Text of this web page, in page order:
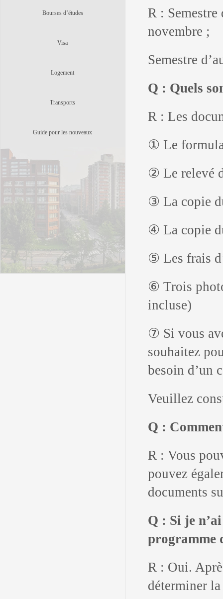
Bourses d’études
Visa
Logement
Transports
Guide pour les nouveaux
R :
novembre ;
Semestre
Q : Quels
R : Les
① Le
② Le relevé
③ La copie
④ La copie
⑤ Les frais
⑥ Trois
incluse)
⑦ Si vous
souhaitez
besoin d’un
Veuillez
Q :
R : Vous
pouvez
documents
Q : Si je
programme
R : Oui.
déterminer